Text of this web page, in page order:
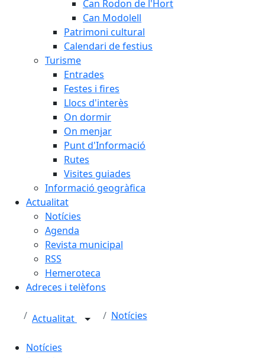
Can Rodon de l'Hort
Can Modolell
Patrimoni cultural
Calendari de festius
Turisme
Entrades
Festes i fires
Llocs d'interès
On dormir
On menjar
Punt d'Informació
Rutes
Visites guiades
Informació geogràfica
Actualitat
Notícies
Agenda
Revista municipal
RSS
Hemeroteca
Adreces i telèfons
Actualitat Notícies
Notícies